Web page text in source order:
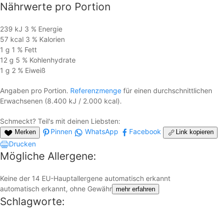
Nährwerte pro Portion
239 kJ 3 % Energie
57 kcal 3 % Kalorien
1 g 1 % Fett
12 g 5 % Kohlen­hydrate
1 g 2 % Eiweiß
Angaben pro Portion. Referenzmenge für einen durchschnittlichen
Erwachsenen (8.400 kJ / 2.000 kcal).
Schmeckt? Teil's mit deinen Liebsten:
Merken Pinnen WhatsApp Facebook Link kopieren
Drucken
Mögliche Allergene:
Keine der 14 EU-Hauptallergene automatisch erkannt
automatisch erkannt, ohne Gewähr mehr erfahren
Schlagworte: